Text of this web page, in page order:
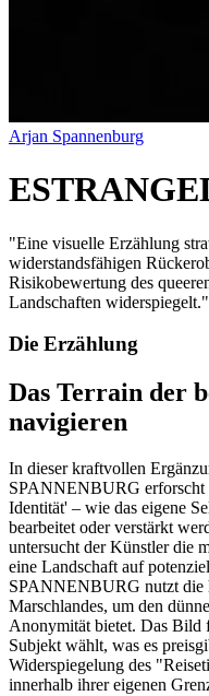
Arjan Spannenburg
"Eine visuelle Erzählung
widerstandsfähigen
Risikobewertung des
Landschaften widerspiegelt."
Die Erzählung
Das Terrain der
navigieren
In dieser kraftvollen
SPANNENBURG erforscht
Identität' – wie das eigene
bearbeitet oder verstärkt
untersucht der Künstler die
eine Landschaft auf
SPANNENBURG nutzt die
Marschlandes, um den
Anonymität bietet. Das Bild
Subjekt wählt, was es
Widerspiegelung des
innerhalb ihrer eigenen